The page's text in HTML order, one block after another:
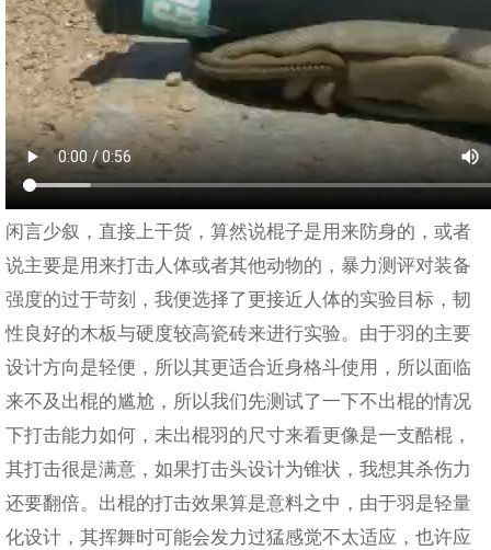
闲言少叙，直接上干货，算然说棍子是用来防身的，或者
说主要是用来打击人体或者其他动物的，暴力测评对装备
强度的过于苛刻，我便选择了更接近人体的实验目标，韧
性良好的木板与硬度较高瓷砖来进行实验。由于羽的主要
设计方向是轻便，所以其更适合近身格斗使用，所以面临
来不及出棍的尴尬，所以我们先测试了一下不出棍的情况
下打击能力如何，未出棍羽的尺寸来看更像是一支酷棍，
其打击很是满意，如果打击头设计为锥状，我想其杀伤力
还要翻倍。出棍的打击效果算是意料之中，由于羽是轻量
化设计，其挥舞时可能会发力过猛感觉不太适应，也许应